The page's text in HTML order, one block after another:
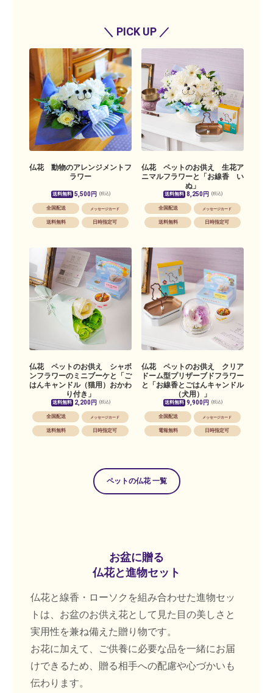
＼ PICK UP ／
仏花 動物のアレンジメントフ
ラワー
送料無料 5,500円 (税込)
全国配送 メッセージカード
送料無料 日時指定可
仏花 ペットのお供え 生花ア
ニマルフラワーと「お線香 い
ぬ」
送料無料 8,250円 (税込)
全国配送 メッセージカード
送料無料 日時指定可
仏花 ペットのお供え シャボ
ンフラワーのミニブーケと「ご
はんキャンドル（猫用）おかわ
り付き」
送料無料 2,200円 (税込)
全国配送 メッセージカード
送料無料 日時指定可
仏花 ペットのお供え クリア
ドーム型プリザーブドフラワー
と「お線香とごはんキャンドル
（犬用）」
送料無料 9,900円 (税込)
全国配送 メッセージカード
電報無料 日時指定可
ペットの仏花 一覧
お盆に贈る
仏花と進物セット
仏花と線香・ローソクを組み合わせた進物セッ
トは、お盆のお供え花として見た目の美しさと
実用性を兼ね備えた贈り物です。
お花に加えて、ご供養に必要な品を一緒にお届
けできるため、贈る相手への配慮や心づかいも
伝わります。